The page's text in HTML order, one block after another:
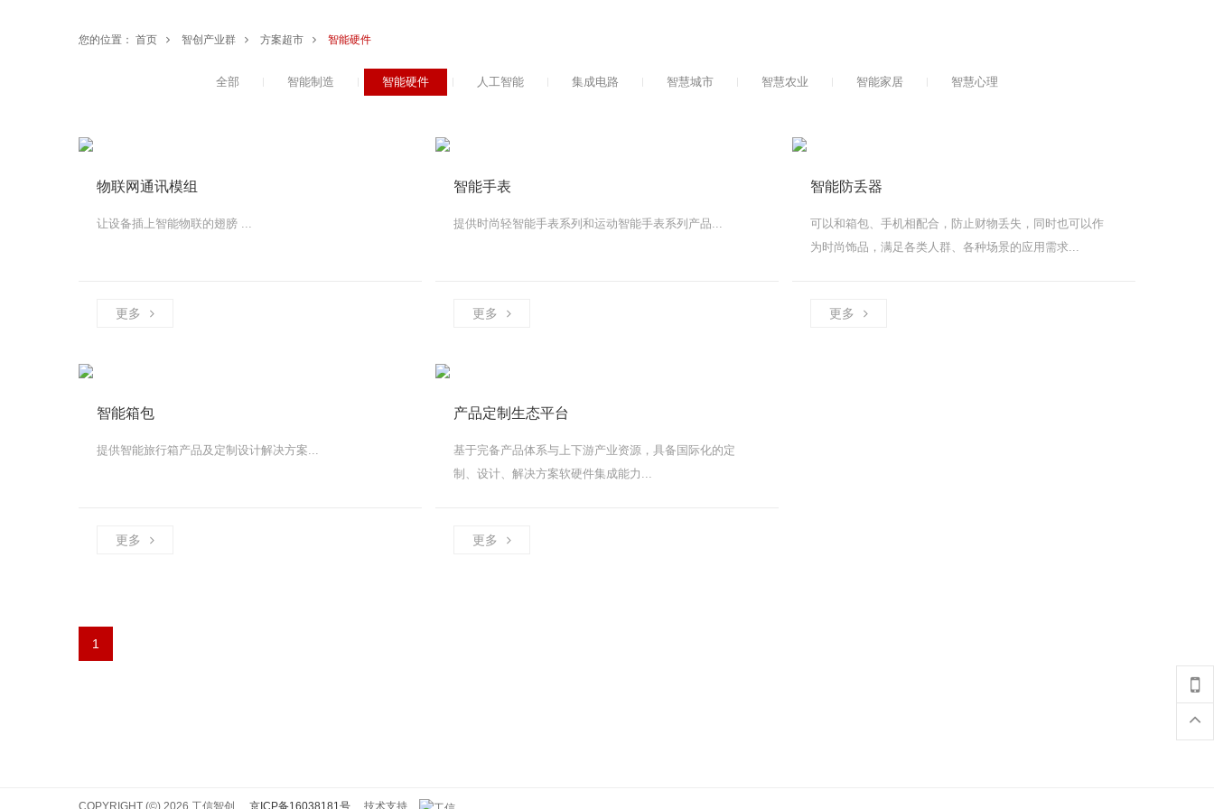
您的位置： 首页 智创产业群 方案超市 智能硬件
全部 智能制造 智能硬件 人工智能 集成电路 智慧城市 智慧农业 智能家居 智慧心理
物联网通讯模组
让设备插上智能物联的翅膀 ...
更多
智能手表
提供时尚轻智能手表系列和运动智能手表系列产品...
更多
智能防丢器
可以和箱包、手机相配合，防止财物丢失，同时也可以作
为时尚饰品，满足各类人群、各种场景的应用需求...
更多
智能箱包
提供智能旅行箱产品及定制设计解决方案...
更多
产品定制生态平台
基于完备产品体系与上下游产业资源，具备国际化的定
制、设计、解决方案软硬件集成能力...
更多
1
COPYRIGHT (©) 2026 工信智创. 京ICP备16038181号 技术支持